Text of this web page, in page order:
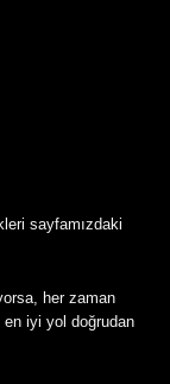
sayfamızdaki
her zaman
en iyi yol doğrudan